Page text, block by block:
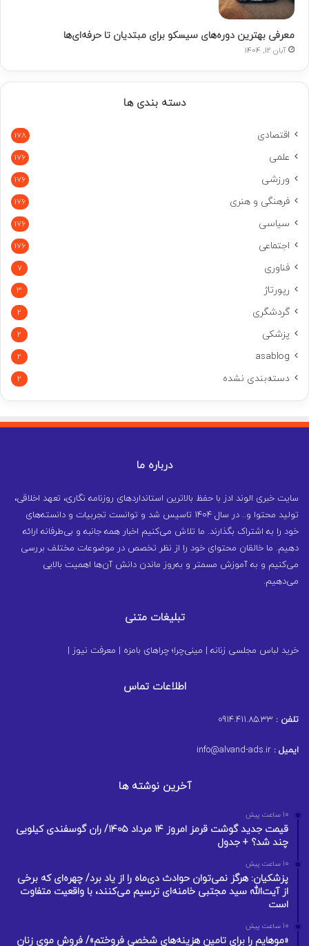
معرفی بهترین دوره‌های سیسکو برای مبتدیان تا حرفه‌ای‌ها
آبان 12, 1404
دسته بندی ها
اقتصادی 178
علمی 176
ورزشی 176
فرهنگی و هنری 176
سیاسی 176
اجتماعی 176
فناوری 7
رپورتاژ 3
گردشگری 2
پزشکی 2
asablog
2
دسته‌بندی نشده 2
درباره ما
سایت خبری الوند ادز با حفظ بالاترین استانداردهای روزنامه نگاری، تعهد اخلاقی،
تولید محتوا و.. در سال ۱۴۰۴ تاسیس شد و توانست تجربیات و دانسته‌های
خود را به اشتراک بگذارند. ما تلاش می‌کنیم اخبار همه جانبه و بی‌طرفانه ارائه
دهیم. ما خالقان محتوای خود را از نظر تخصص در موضوعات مختلف بررسی
می‌کنیم و به آموزش مسمتر و به‌روز ماندن دانش آن‌ها اهمیت بالایی
می‌دهیم.
تبلیغات متنی
خرید لباس مجلسی زنانه مینی‌چرا؛ چراهای بامزه معرفت نیوز
اطلاعات تماس
تلفن :
ایمیل :
آخرین نوشته ها
10 ساعت پیش
قیمت جدید گوشت قرمز امروز ۱۴ مرداد ۱۴۰۵/ ران گوسفندی کیلویی
چند شد؟ + جدول
10 ساعت پیش
پزشکیان: هرگز نمی‌توان حوادث دی‌ماه را از یاد برد/ چهره‌ای که برخی
از آیت‌الله سید مجتبی خامنه‌ای ترسیم می‌کنند، با واقعیت متفاوت
است
10 ساعت پیش
«موهایم را برای تامین هزینه‌های شخصی فروختم»/ فروش موی زنان